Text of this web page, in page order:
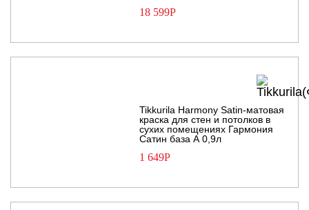
18 599Р
Tikkurila Harmony Satin-матовая
краска для стен и потолков в
сухих помещениях Гармония
Сатин база А 0,9л
1 649Р